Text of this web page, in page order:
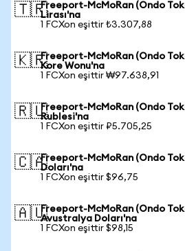
🇹🇷Freeport-McMoRan (Ondo
Lirası'na
1 FCXon eşittir ₺3.307,88
🇰🇷Freeport-McMoRan (Ondo
Kore Wonu'na
1 FCXon eşittir ₩97.638,91
🇷🇺Freeport-McMoRan (Ondo
Rublesi'na
1 FCXon eşittir ₽5.705,25
🇨🇦Freeport-McMoRan (Ondo
Doları'na
1 FCXon eşittir $96,75
🇦🇺Freeport-McMoRan (Ondo
Avustralya Doları'na
1 FCXon eşittir $98,15